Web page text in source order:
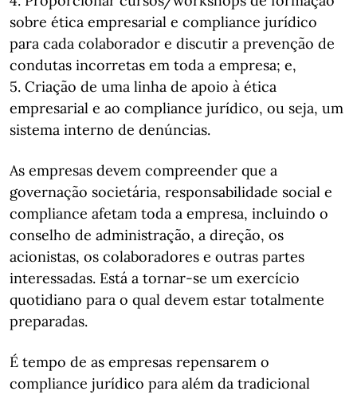
sobre ética empresarial e compliance jurídico
para cada colaborador e discutir a prevenção de
condutas incorretas em toda a empresa; e,
5. Criação de uma linha de apoio à ética
empresarial e ao compliance jurídico, ou seja, um
sistema interno de denúncias.
As empresas devem compreender que a
governação societária, responsabilidade social e
compliance afetam toda a empresa, incluindo o
conselho de administração, a direção, os
acionistas, os colaboradores e outras partes
interessadas. Está a tornar-se um exercício
quotidiano para o qual devem estar totalmente
preparadas.
É tempo de as empresas repensarem o
compliance jurídico para além da tradicional